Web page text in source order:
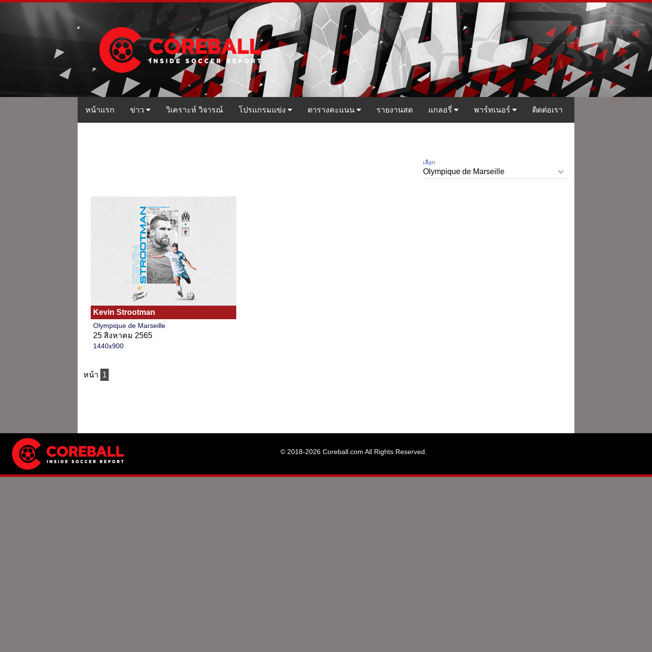
หน้าแรก ข่าว วิเคราะห์ วิจารณ์ โปรแกรมแข่ง ตารางคะแนน รายงานสด แกลอรี่ พาร์ทเนอร์ ติดต่อเรา
keyboard_arrow_down
เลือก
Kevin Strootman
Olympique de Marseille
25 สิงหาคม 2565
1440x900
หน้า 1
© 2018-2026 Coreball.com All Rights Reserved.